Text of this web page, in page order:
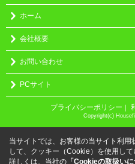
ホーム
会社概要
お問い合わせ
PCサイト
プライバシーポリシー ｜
Copyright(c)
当サイトでは、お客様の当サイト利用
して、クッキー（Cookie）を使用して
詳しくは、当社の 「Cookieの取扱いに